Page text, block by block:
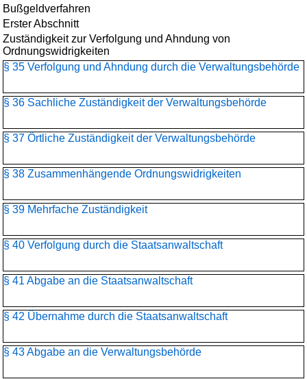
Bußgeldverfahren
Erster Abschnitt
Zuständigkeit zur Verfolgung und Ahndung von
Ordnungswidrigkeiten
§ 35 Verfolgung und Ahndung durch die Verwaltungsbehörde
§ 36 Sachliche Zuständigkeit der Verwaltungsbehörde
§ 37 Örtliche Zuständigkeit der Verwaltungsbehörde
§ 38 Zusammenhängende Ordnungswidrigkeiten
§ 39 Mehrfache Zuständigkeit
§ 40 Verfolgung durch die Staatsanwaltschaft
§ 41 Abgabe an die Staatsanwaltschaft
§ 42 Übernahme durch die Staatsanwaltschaft
§ 43 Abgabe an die Verwaltungsbehörde